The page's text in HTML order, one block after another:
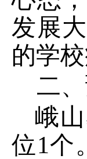
发展
的学
二
峨
位1个